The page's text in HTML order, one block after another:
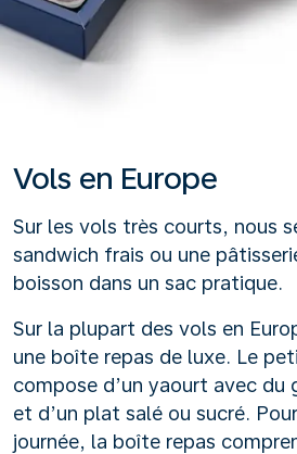
Vols en Europe
Sur les vols très courts, nous
sandwich frais ou une
boisson dans un sac pratique.
Sur la plupart des vols en
une boîte repas de luxe. Le
compose d’un yaourt avec du
et d’un plat salé ou sucré.
journée, la boîte repas